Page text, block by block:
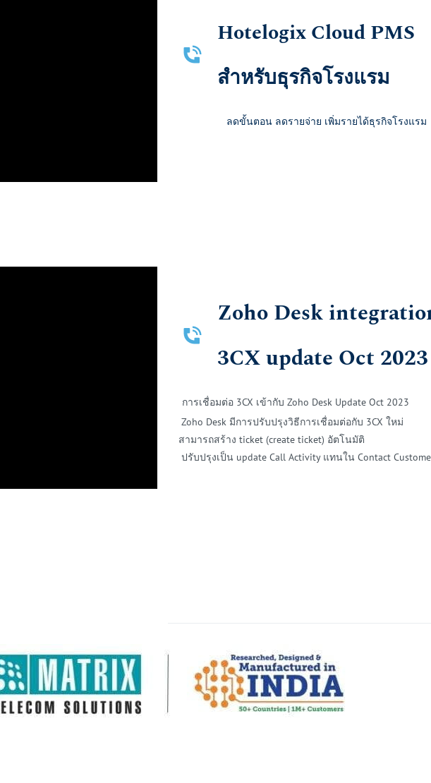
Hotelogix Cloud PMS
​สำหรับธุรกิจโรงแรม
ลดขั้นตอน ลดรายจ่าย เพิ่มรายได้ธุรกิจโรงแรม
Zoho Desk
​3CX update Oct 2023
การเชื่อมต่อ 3CX เข้ากับ Zoho Desk Update Oct 2023
Zoho Desk มีการปรับปรุงวิธีการเชื่อมต่อกับ 3CX ใหม่
สามารถสร้าง ticket (create ticket) อัตโนมัติ
ปรับปรุงเป็น update Call Activity แทนใน Contact